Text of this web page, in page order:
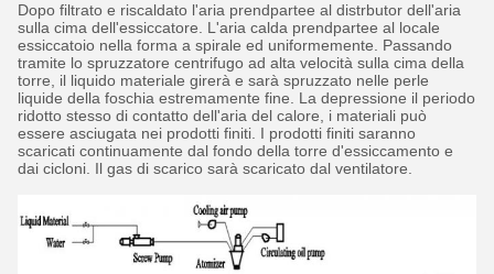
Dopo filtrato e riscaldato l'aria prendpartee al distrbutor dell'aria
sulla cima dell'essiccatore. L'aria calda prendpartee al locale
essiccatoio nella forma a spirale ed uniformemente. Passando
tramite lo spruzzatore centrifugo ad alta velocità sulla cima della
torre, il liquido materiale girerà e sarà spruzzato nelle perle
liquide della foschia estremamente fine. La depressione il periodo
ridotto stesso di contatto dell'aria del calore, i materiali può
essere asciugata nei prodotti finiti. I prodotti finiti saranno
scaricati continuamente dal fondo della torre d'essiccamento e
dai cicloni. Il gas di scarico sarà scaricato dal ventilatore.